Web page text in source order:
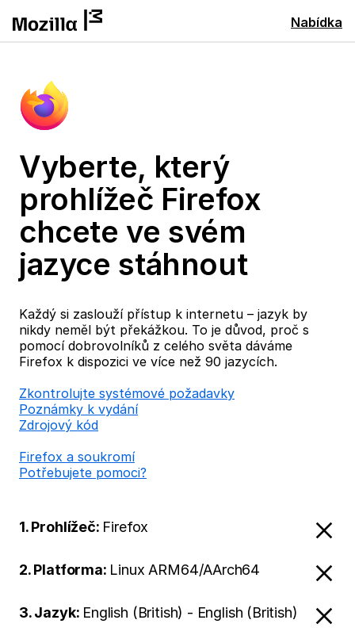
Nabídka
Vyberte, který
prohlížeč Firefox
chcete ve svém
jazyce stáhnout
Každý si zaslouží přístup k internetu – jazyk by
nikdy neměl být překážkou. To je důvod, proč s
pomocí dobrovolníků z celého světa dáváme
Firefox k dispozici ve více než 90 jazycích.
Zkontrolujte systémové požadavky
Poznámky k vydání
Zdrojový kód
Firefox a soukromí
Potřebujete pomoci?
1. Prohlížeč: Firefox
2. Platforma: Linux ARM64/AArch64
3. Jazyk: English (British) - English (British)